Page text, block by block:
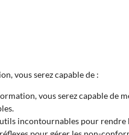
vous serez capable de :
vous serez capable de
incontournables pour rendre